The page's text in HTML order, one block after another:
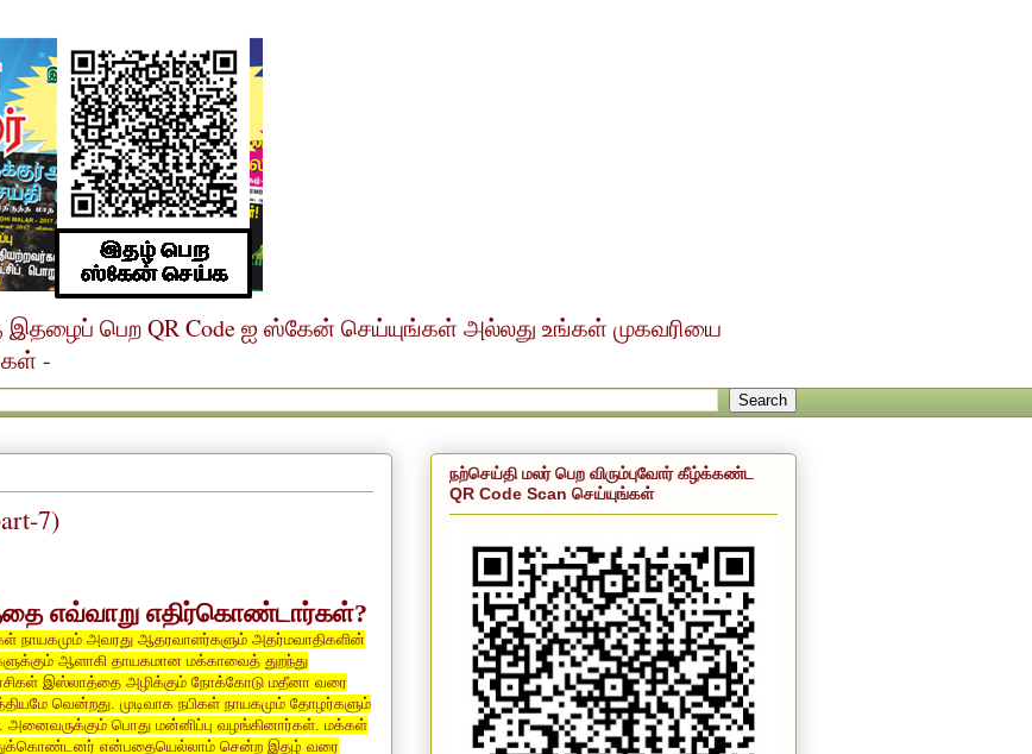
இதழைப் பெற QR Code ஐ ஸ்கேன் செய்யுங்கள் அல்லது உங்கள் முகவரியை
-
7)
எவ்வாறு எதிர்கொண்டார்கள்?
நாயகமும் அவரது ஆதரவாளர்களும் அதர்மவாதிகளின்
ஆளாகி தாயகமான மக்காவைத் துறந்து
இஸ்லாத்தை அழிக்கும் நோக்கோடு மதீனா வரை
வென்றது. முடிவாக நபிகள் நாயகமும் தோழர்களும்
அனைவருக்கும் பொது மன்னிப்பு வழங்கினார்கள். மக்கள்
என்பதையெல்லாம் சென்ற இதழ் வரை
நற்செய்தி மலர் பெற விரும்புவோர் கீழ்க்கண்ட
QR Code Scan செய்யுங்கள்